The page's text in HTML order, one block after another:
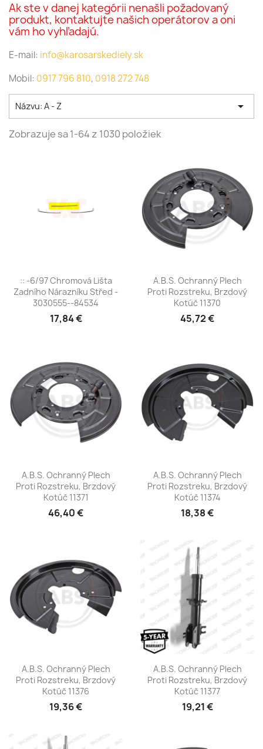
Ak ste v danej kategórii nenašli požadovaný
produkt, kontaktujte našich operátorov a oni
vám ho vyhľadajú.
E-mail: info@karosarskediely.sk
Mobil: 0917 796 810, 0918 272 748
Názvu: A - Z 
Zobrazuje sa 1-64 z 1030 položiek
:: -6/97 Chromová Lišta
Zadního Nárazníku Střed -
3030555--84534
17,84 €
A.B.S. Ochranný Plech
Proti Rozstreku, Brzdový
Kotúč 11370
45,72 €
A.B.S. Ochranný Plech
Proti Rozstreku, Brzdový
Kotúč 11371
46,40 €
A.B.S. Ochranný Plech
Proti Rozstreku, Brzdový
Kotúč 11374
18,38 €
A.B.S. Ochranný Plech
Proti Rozstreku, Brzdový
Kotúč 11376
19,36 €
A.B.S. Ochranný Plech
Proti Rozstreku, Brzdový
Kotúč 11377
19,21 €